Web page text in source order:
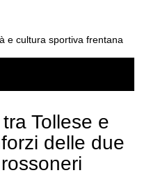
e cultura sportiva frentana
Tollese e
delle due